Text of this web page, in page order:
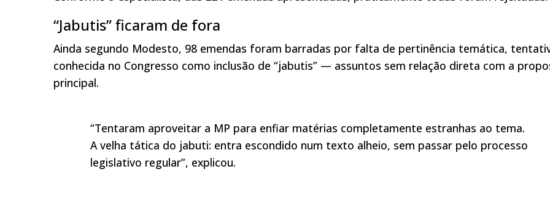
“Jabutis” ficaram de fora
Ainda segundo Modesto, 98 emendas foram barradas por falta de pertinência temática,
conhecida no Congresso como inclusão de “jabutis” — assuntos sem relação direta com a
principal.
“Tentaram aproveitar a MP para enfiar matérias completamente estranhas ao tema.
A velha tática do jabuti: entra escondido num texto alheio, sem passar pelo processo
legislativo regular”, explicou.